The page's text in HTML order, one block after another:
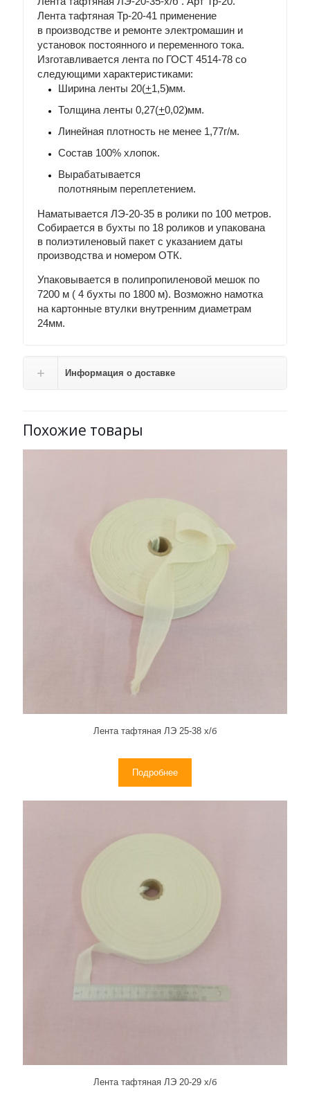
Лента тафтяная Тр-20-41 применение
в производстве и ремонте электромашин и
установок постоянного и переменного тока.
Изготавливается лента по ГОСТ 4514-78 со
следующими характеристиками:
Ширина ленты 20(+1,5)мм.
Толщина ленты 0,27(+0,02)мм.
Линейная плотность не менее 1,77г/м.
Состав 100% хлопок.
Вырабатывается
полотняным переплетением.
Наматывается ЛЭ-20-35 в ролики по 100 метров.
Собирается в бухты по 18 роликов и упакована
в полиэтиленовый пакет с указанием даты
производства и номером ОТК.
Упаковывается в полипропиленовой мешок по
7200 м ( 4 бухты по 1800 м). Возможно намотка
на картонные втулки внутренним диаметрам
24мм.
Информация о доставке
Похожие товары
Лента тафтяная ЛЭ 25-38 х/б
Подробнее
Лента тафтяная ЛЭ 20-29 х/б